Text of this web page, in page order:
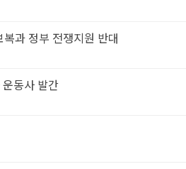
과 정부 전쟁지원 반대
동사 발간